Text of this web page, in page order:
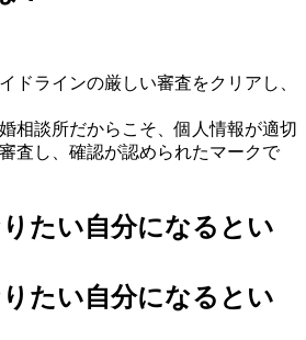
ドラインの厳しい審査をクリアし、
相談所だからこそ、個人情報が適切
査し、確認が認められたマークで